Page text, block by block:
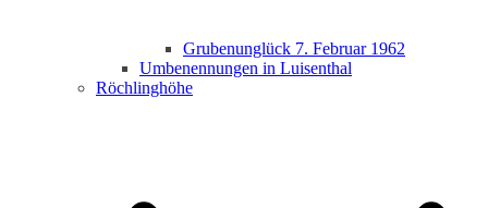
Grubenunglück 7. Februar 1962
Umbenennungen in Luisenthal
Röchlinghöhe